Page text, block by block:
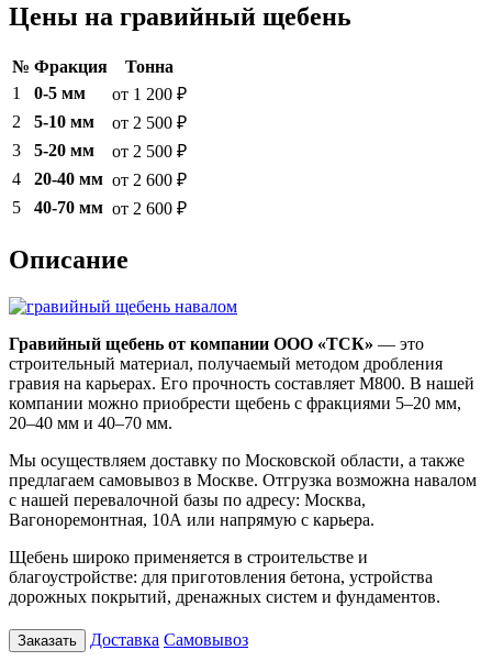
Цены на гравийный щебень
№ Фракция
Тонна
1
0-5 мм
от 1 200 ₽
2
5-10 мм
от 2 500 ₽
3
5-20 мм
от 2 500 ₽
4
20-40 мм от 2 600 ₽
5
40-70 мм от 2 600 ₽
Описание
Гравийный щебень от компании ООО «ТСК» — это
строительный материал, получаемый методом дробления
гравия на карьерах. Его прочность составляет М800. В нашей
компании можно приобрести щебень с фракциями 5–20 мм,
20–40 мм и 40–70 мм.
Мы осуществляем доставку по Московской области, а также
предлагаем самовывоз в Москве. Отгрузка возможна навалом
с нашей перевалочной базы по адресу: Москва,
Вагоноремонтная, 10А или напрямую с карьера.
Щебень широко применяется в строительстве и
благоустройстве: для приготовления бетона, устройства
дорожных покрытий, дренажных систем и фундаментов.
Заказать Доставка Самовывоз